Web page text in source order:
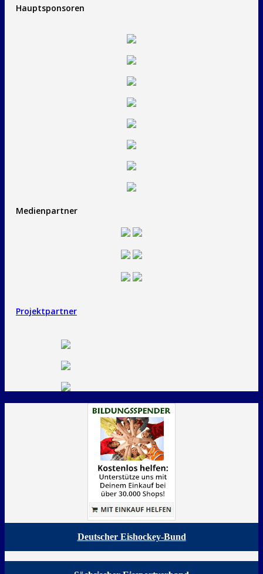
Hauptsponsoren
Medienpartner
Projektpartner
Deutscher Eishockey-Bund